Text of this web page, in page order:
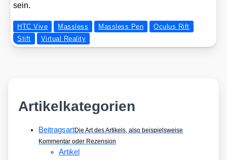
sein.
HTC Vive Massless Massless Pen
Oculus Rift
Stift
Virtual Reality
Artikelkategorien
BeitragsartDie Art des Artikels, also beispielsweise
Kommentar oder Rezension
Artikel